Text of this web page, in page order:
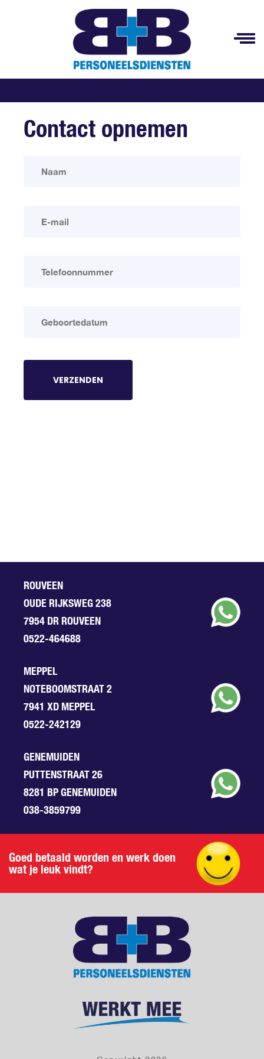
Contact opnemen
ROUVEEN
OUDE RIJKSWEG 238
7954 DR ROUVEEN
0522-464688
MEPPEL
NOTEBOOMSTRAAT 2
7941 XD MEPPEL
0522-242129
GENEMUIDEN
PUTTENSTRAAT 26
8281 BP GENEMUIDEN
038-3859799
Goed betaald worden en werk doen
wat je leuk vindt?